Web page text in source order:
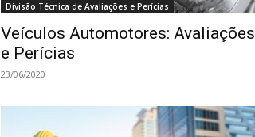
Divisão Técnica de Avaliações e Perícias
Veículos Automotores: Avaliações
e Perícias
23/06/2020